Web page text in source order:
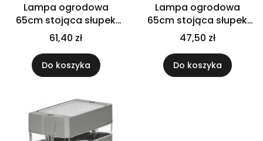
Lampa ogrodowa
65cm stojąca słupek
czarna E27 zew
61,40 zł
Do koszyka
Lampa ogrodowa
65cm stojąca słupek
zewnętrzna E27
47,50 zł
Do koszyka